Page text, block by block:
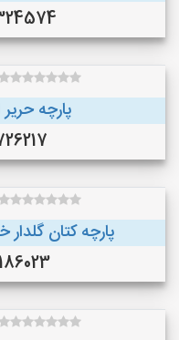
پارچه حریر
پارچه کتان گلدار